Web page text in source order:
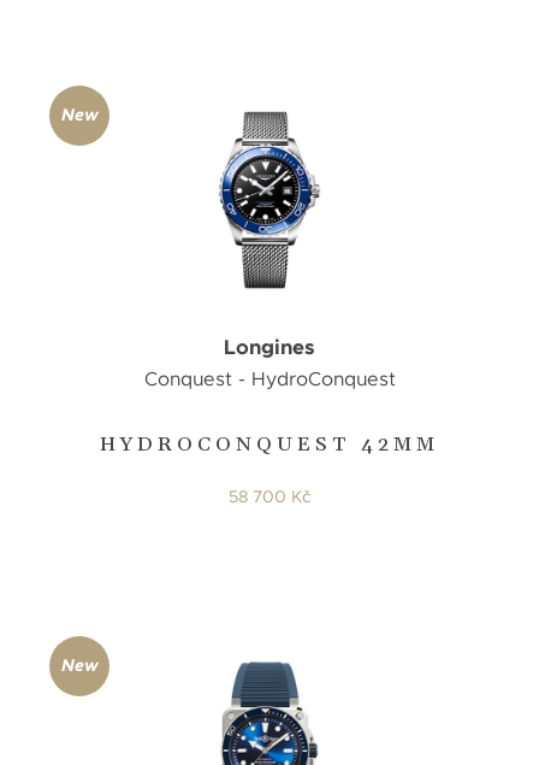
HYDROCONQUEST 42MM
Longines
Conquest - HydroConquest
58 700 Kč
New
New